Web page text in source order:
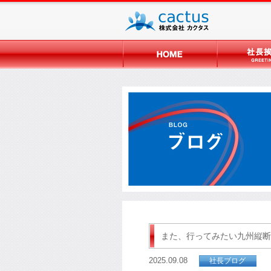
また、行ってみたい九州縦
2025.09.08 社長ブログ